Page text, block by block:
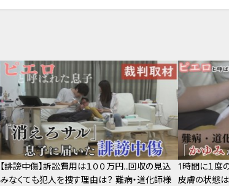
【誹謗中傷】訴訟費用は１００万円‥回収の見込
みなくても犯人を捜す理由は？ 難病・道化師様
1時間に１度
皮膚の状態は